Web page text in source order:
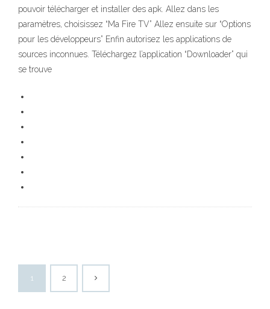
pouvoir télécharger et installer des apk. Allez dans les
paramètres, choisissez “Ma Fire TV” Allez ensuite sur “Options
pour les développeurs” Enfin autorisez les applications de
sources inconnues. Téléchargez l’application “Downloader” qui
se trouve
1 2